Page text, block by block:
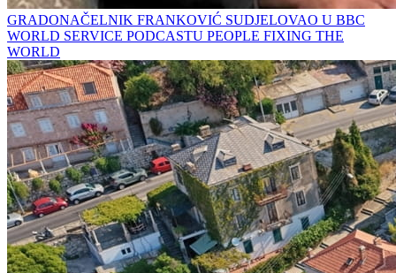
GRADONAČELNIK FRANKOVIĆ SUDJELOVAO U BBC
WORLD SERVICE PODCASTU PEOPLE FIXING THE
WORLD